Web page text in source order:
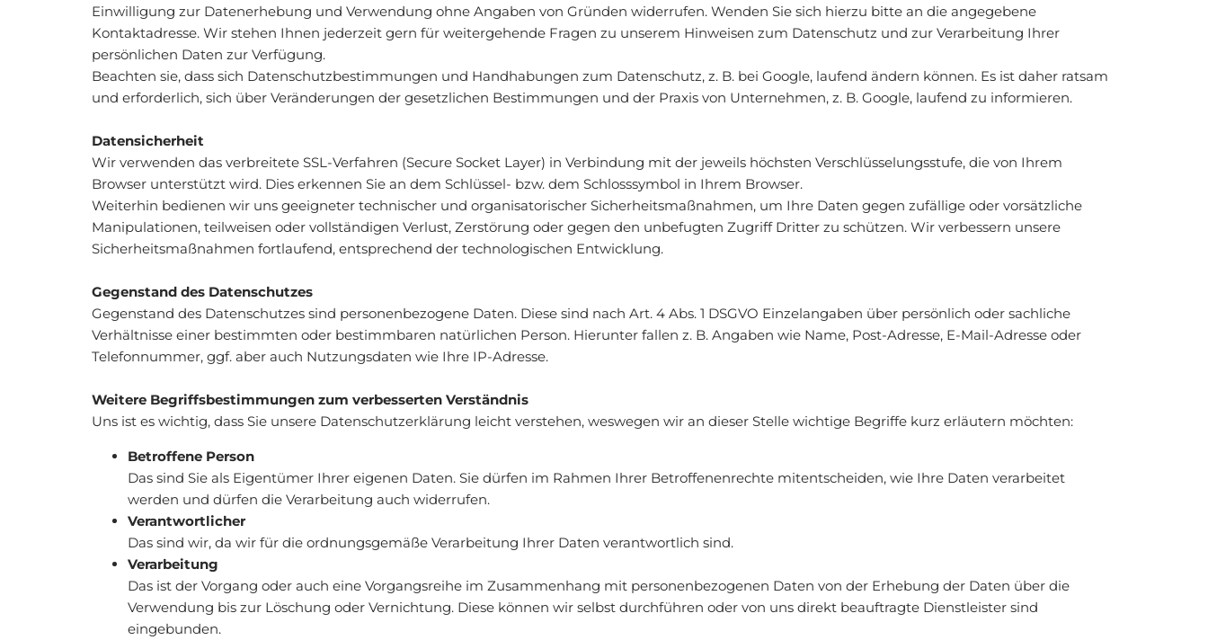
Einwilligung zur Datenerhebung und Verwendung ohne Angaben von Gründen widerrufen. Wenden Sie sich hierzu bitte an die angegebene
Kontaktadresse. Wir stehen Ihnen jederzeit gern für weitergehende Fragen zu unserem Hinweisen zum Datenschutz und zur Verarbeitung Ihrer
persönlichen Daten zur Verfügung.
Beachten sie, dass sich Datenschutzbestimmungen und Handhabungen zum Datenschutz, z. B. bei Google, laufend ändern können. Es ist daher ratsam
und erforderlich, sich über Veränderungen der gesetzlichen Bestimmungen und der Praxis von Unternehmen, z. B. Google, laufend zu informieren.
Datensicherheit
Wir verwenden das verbreitete SSL-Verfahren (Secure Socket Layer) in Verbindung mit der jeweils höchsten Verschlüsselungsstufe, die von Ihrem
Browser unterstützt wird. Dies erkennen Sie an dem Schlüssel- bzw. dem Schlosssymbol in Ihrem Browser.
Weiterhin bedienen wir uns geeigneter technischer und organisatorischer Sicherheitsmaßnahmen, um Ihre Daten gegen zufällige oder vorsätzliche
Manipulationen, teilweisen oder vollständigen Verlust, Zerstörung oder gegen den unbefugten Zugriff Dritter zu schützen. Wir verbessern unsere
Sicherheitsmaßnahmen fortlaufend, entsprechend der technologischen Entwicklung.
Gegenstand des Datenschutzes
Gegenstand des Datenschutzes sind personenbezogene Daten. Diese sind nach Art. 4 Abs. 1 DSGVO Einzelangaben über persönlich oder sachliche
Verhältnisse einer bestimmten oder bestimmbaren natürlichen Person. Hierunter fallen z. B. Angaben wie Name, Post-Adresse, E-Mail-Adresse oder
Telefonnummer, ggf. aber auch Nutzungsdaten wie Ihre IP-Adresse.
Weitere Begriffsbestimmungen zum verbesserten Verständnis
Uns ist es wichtig, dass Sie unsere Datenschutzerklärung leicht verstehen, weswegen wir an dieser Stelle wichtige Begriffe kurz erläutern möchten:
Betroffene Person
Das sind Sie als Eigentümer Ihrer eigenen Daten. Sie dürfen im Rahmen Ihrer Betroffenenrechte mitentscheiden, wie Ihre Daten verarbeitet
werden und dürfen die Verarbeitung auch widerrufen.
Verantwortlicher
Das sind wir, da wir für die ordnungsgemäße Verarbeitung Ihrer Daten verantwortlich sind.
Verarbeitung
Das ist der Vorgang oder auch eine Vorgangsreihe im Zusammenhang mit personenbezogenen Daten von der Erhebung der Daten über die
Verwendung bis zur Löschung oder Vernichtung. Diese können wir selbst durchführen oder von uns direkt beauftragte Dienstleister sind
eingebunden.